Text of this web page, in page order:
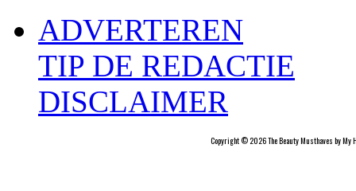
ADVERTEREN
TIP DE REDACTIE
DISCLAIMER
Copyright © 2026 The Beauty Musthaves by My